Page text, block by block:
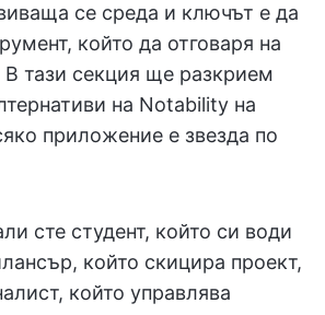
се среда и ключът е да
който да отговаря на
тази секция ще разкрием
на Notability на
приложение е звезда по
сте студент, който си води
който скицира проект,
който управлява